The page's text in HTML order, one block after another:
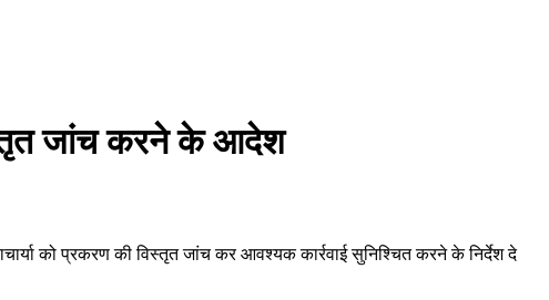
जांच करने के आदेश
को प्रकरण की विस्तृत जांच कर आवश्यक कार्रवाई सुनिश्चित करने के निर्देश दे